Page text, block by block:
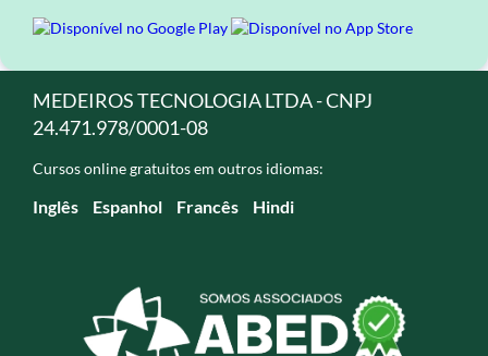
MEDEIROS TECNOLOGIA LTDA - CNPJ
24.471.978/0001-08
Cursos online gratuitos em outros idiomas:
Inglês Espanhol Francês Hindi